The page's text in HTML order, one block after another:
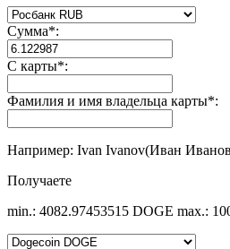
Сумма*:
С карты*:
Фамилия и имя владельца карты*:
Например: Ivan Ivanov(Иван
Получаете
min.: 4082.97453515 DOGE max.: